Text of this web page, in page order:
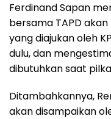
Ferdinand Sapan
bersama TAPD
yang diajukan oleh
dulu, dan
dibutuhkan saat
Ditambahkannya,
akan disampaikan